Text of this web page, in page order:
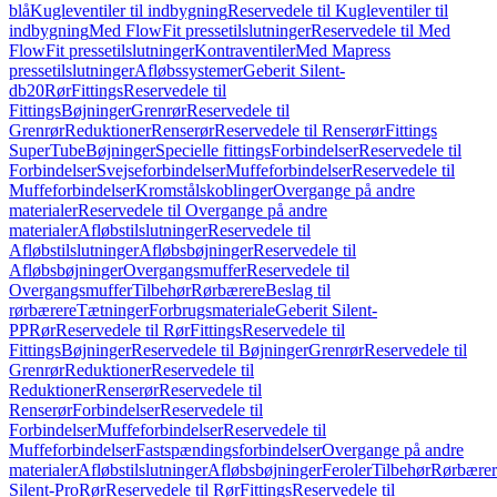
blåKugleventiler til indbygningReservedele til Kugleventiler til
indbygningMed FlowFit pressetilslutningerReservedele til Med
FlowFit pressetilslutningerKontraventilerMed Mapress
pressetilslutningerAfløbssystemerGeberit Silent-
db20RørFittingsReservedele til
FittingsBøjningerGrenrørReservedele til
GrenrørReduktionerRenserørReservedele til RenserørFittings
SuperTubeBøjningerSpecielle fittingsForbindelserReservedele til
ForbindelserSvejseforbindelserMuffeforbindelserReservedele til
MuffeforbindelserKromstålskoblingerOvergange på andre
materialerReservedele til Overgange på andre
materialerAfløbstilslutningerReservedele til
AfløbstilslutningerAfløbsbøjningerReservedele til
AfløbsbøjningerOvergangsmufferReservedele til
OvergangsmufferTilbehørRørbærereBeslag til
rørbærereTætningerForbrugsmaterialeGeberit Silent-
PPRørReservedele til RørFittingsReservedele til
FittingsBøjningerReservedele til BøjningerGrenrørReservedele til
GrenrørReduktionerReservedele til
ReduktionerRenserørReservedele til
RenserørForbindelserReservedele til
ForbindelserMuffeforbindelserReservedele til
MuffeforbindelserFastspændingsforbindelserOvergange på andre
materialerAfløbstilslutningerAfløbsbøjningerFerolerTilbehør
Silent-ProRørReservedele til RørFittingsReservedele til